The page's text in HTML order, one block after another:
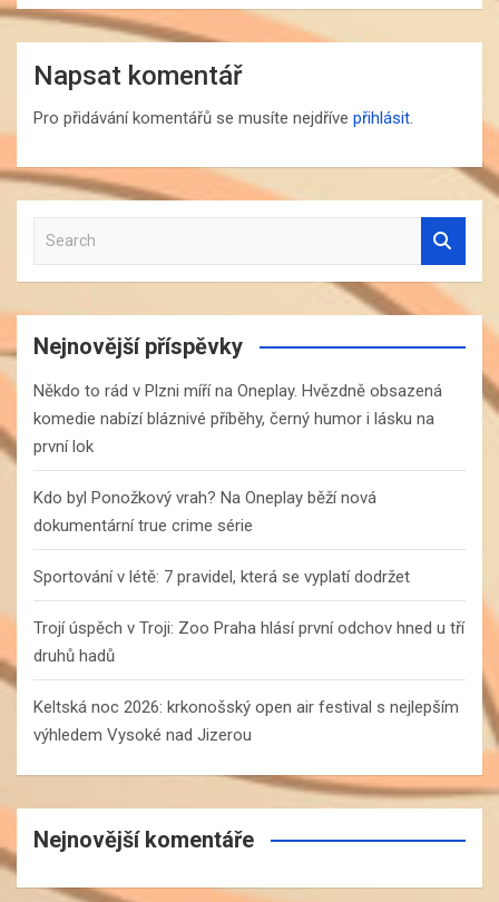
Napsat komentář
Pro přidávání komentářů se musíte nejdříve přihlásit.
a
r
c
Nejnovější příspěvky
Někdo to rád v Plzni míří na Oneplay. Hvězdně obsazená
komedie nabízí bláznivé příběhy, černý humor i lásku na
první lok
Kdo byl Ponožkový vrah? Na Oneplay běží nová
dokumentární true crime série
Sportování v létě: 7 pravidel, která se vyplatí dodržet
Trojí úspěch v Troji: Zoo Praha hlásí první odchov hned u tří
druhů hadů
Keltská noc 2026: krkonošský open air festival s nejlepším
výhledem Vysoké nad Jizerou
Nejnovější komentáře